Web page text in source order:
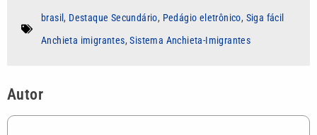
brasil, Destaque Secundário, Pedágio eletrônico, Siga fácil
Anchieta imigrantes,Sistema Anchieta-Imigrantes
Autor